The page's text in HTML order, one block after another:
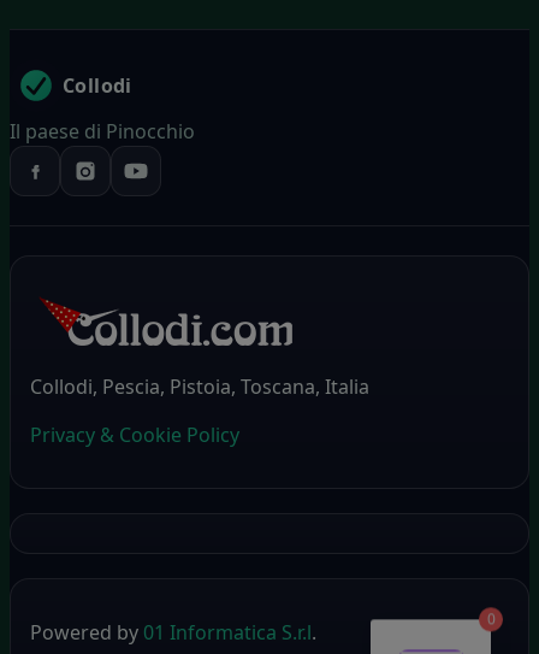
Collodi
Il paese di Pinocchio
Collodi, Pescia, Pistoia, Toscana, Italia
Privacy & Cookie Policy
Powered by 01 Informatica S.r.l. 0